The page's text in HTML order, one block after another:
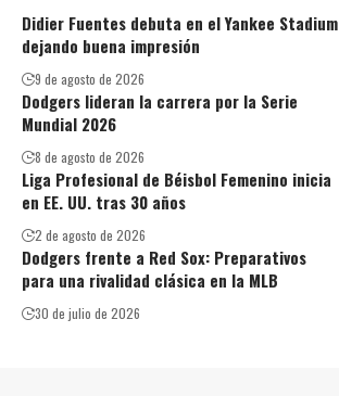
Didier Fuentes debuta en el Yankee Stadium
dejando buena impresión
9 de agosto de 2026
Dodgers lideran la carrera por la Serie
Mundial 2026
8 de agosto de 2026
Liga Profesional de Béisbol Femenino inicia
en EE. UU. tras 30 años
2 de agosto de 2026
Dodgers frente a Red Sox: Preparativos
para una rivalidad clásica en la MLB
30 de julio de 2026